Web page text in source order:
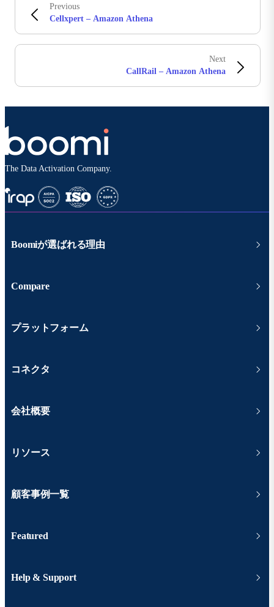
Previous
Cellxpert – Amazon Athena
Next
CallRail – Amazon Athena
The Data Activation Company.
Boomiが選ばれる理由
Compare
プラットフォーム
コネクタ
会社概要
リソース
顧客事例一覧
Featured
Help & Support